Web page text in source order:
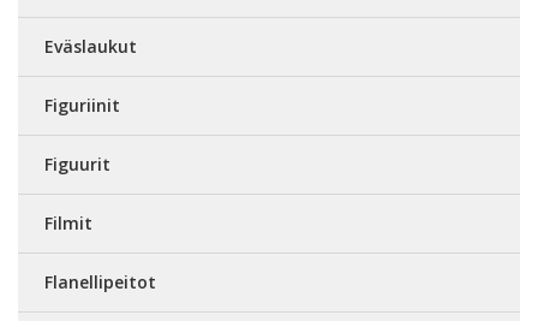
Eväslaukut
Figuriinit
Figuurit
Filmit
Flanellipeitot